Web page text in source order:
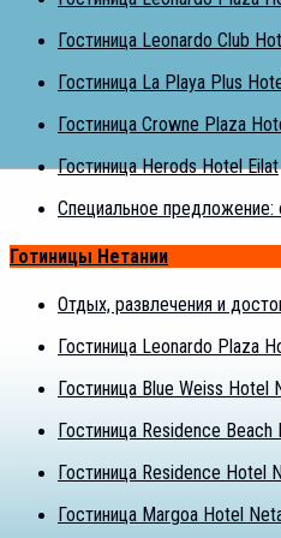
Гостиница Leonardo Club
Гостиница La Playa Plus
Гостиница Crowne Plaza
Гостиница Herods Hotel Eilat
Специальное предложение:
Готиницы Нетании
Отдых, развлечения и
Гостиница Leonardo Plaza
Гостиница Blue Weiss Hotel
Гостиница Residence
Гостиница Residence Hotel
Гостиница Margoa Hotel